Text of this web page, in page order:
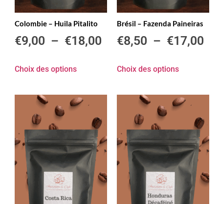
Colombie – Huila Pitalito
€9,00 – €18,00
Choix des options
Brésil – Fazenda Paineiras
€8,50 – €17,00
Choix des options